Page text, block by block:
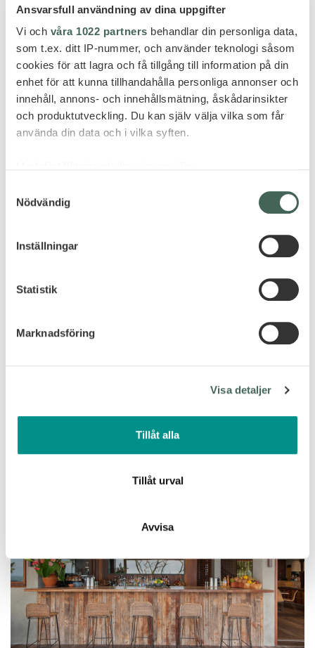
Ansvarsfull användning av dina uppgifter
Vi och våra 1022 partners behandlar din personliga data,
som t.ex. ditt IP-nummer, och använder teknologi såsom
cookies för att lagra och få tillgång till information på din
enhet för att kunna tillhandahålla personliga annonser och
innehåll, annons- och innehållsmätning, åskådarinsikter
och produktutveckling. Du kan själv välja vilka som får
använda din data och i vilka syften.
som kan ha en noggrannhet på upp till flera meter
Ta reda på mer om hur dina personliga uppgifter
Du kan ändra eller dra tillbaka ditt samtycke när som
Vi använder enhetsidentifierare för att anpassa innehållet
vidarebefordrar även sådana identifierare och annan
Dessa kan i sin tur kombinera informationen med annan
information som du har tillhandahållit eller som de har
samlat in när du har använt deras tjänster.
Nödvändig
Inställningar
Statistik
Marknadsföring
Visa detaljer
Tillåt alla
Tillåt urval
Avvisa